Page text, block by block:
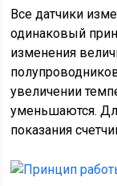
Все датчики
одинаковый
изменения
увеличении
уменьшаются.
показания